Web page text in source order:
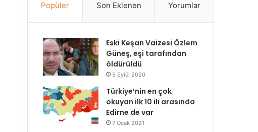
Popüler Son Eklenen Yorumlar
Eski Keşan Vaizesi Özlem
Güneş, eşi tarafından
öldürüldü
5 Eylül 2020
Türkiye’nin en çok
okuyan ilk 10 ili arasında
Edirne de var
7 Ocak 2021